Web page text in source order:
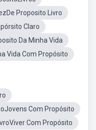
Proposito Livro
Claro
Da Minha Vida
Vida Com Propósito
Com Propósito
Com Propósito